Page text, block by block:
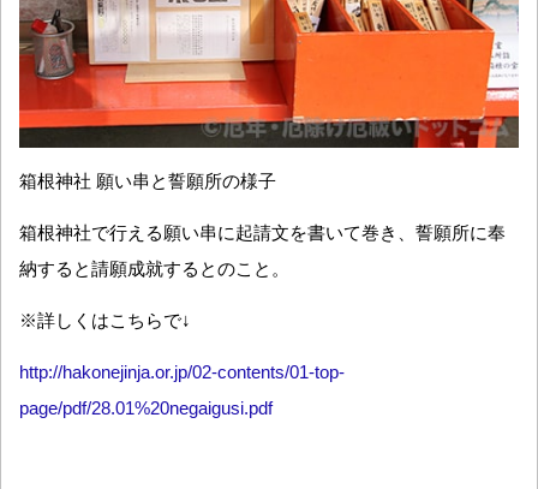
箱根神社 願い串と誓願所の様子
箱根神社で行える願い串に起請文を書いて巻き、誓願所に奉
納すると請願成就するとのこと。
※詳しくはこちらで↓
http://hakonejinja.or.jp/02-contents/01-top-
page/pdf/28.01%20negaigusi.pdf